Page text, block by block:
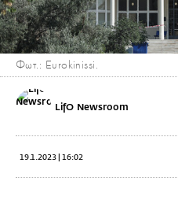
Φωτ.: Eurokinissi.
LifO Newsroom
19.1.2023 | 16:02